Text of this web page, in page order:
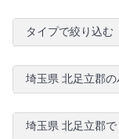
タイプで絞り込む
埼玉県 北足立郡
埼玉県 北足立郡